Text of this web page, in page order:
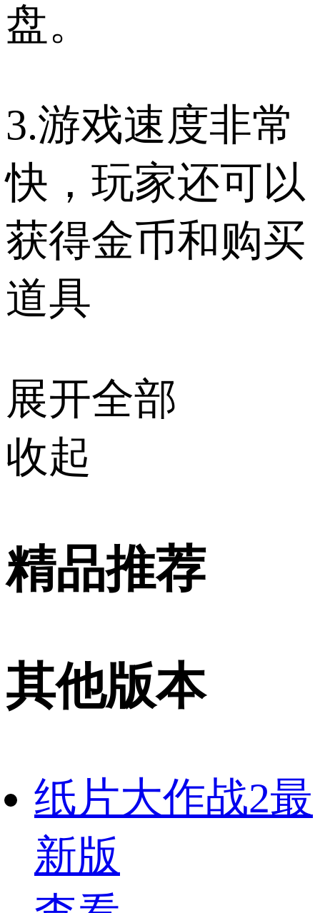
盘。
3.游戏速度非常
快，玩家还可以
获得金币和购买
道具
展开全部
收起
精品推荐
其他版本
纸片大作战2最
新版